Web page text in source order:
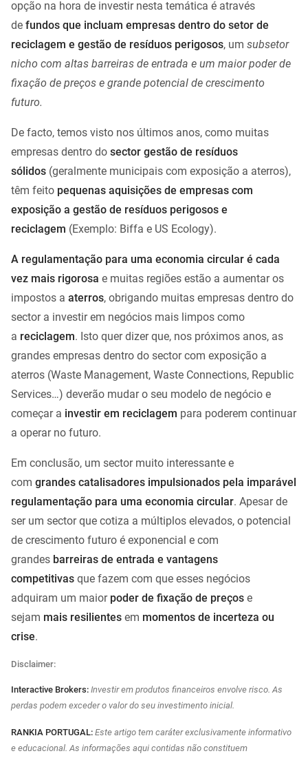
opção na hora de investir nesta temática é através
de fundos que incluam empresas dentro do setor de
reciclagem e gestão de resíduos perigosos, um subsetor
nicho com altas barreiras de entrada e um maior poder de
fixação de preços e grande potencial de crescimento
futuro.
De facto, temos visto nos últimos anos, como muitas
empresas dentro do sector gestão de resíduos
sólidos (geralmente municipais com exposição a aterros),
têm feito pequenas aquisições de empresas com
exposição a gestão de resíduos perigosos e
reciclagem (Exemplo: Biffa e US Ecology).
A regulamentação para uma economia circular é cada
vez mais rigorosa e muitas regiões estão a aumentar os
impostos a aterros, obrigando muitas empresas dentro do
sector a investir em negócios mais limpos como
a reciclagem. Isto quer dizer que, nos próximos anos, as
grandes empresas dentro do sector com exposição a
aterros (Waste Management, Waste Connections, Republic
Services…) deverão mudar o seu modelo de negócio e
começar a investir em reciclagem para poderem continuar
a operar no futuro.
Em conclusão, um sector muito interessante e
com grandes catalisadores impulsionados pela imparável
regulamentação para uma economia circular. Apesar de
ser um sector que cotiza a múltiplos elevados, o potencial
de crescimento futuro é exponencial e com
grandes barreiras de entrada e vantagens
competitivas que fazem com que esses negócios
adquiram um maior poder de fixação de preços e
sejam mais resilientes em momentos de incerteza ou
crise.
Disclaimer:
Interactive Brokers: Investir em produtos financeiros envolve risco. As
perdas podem exceder o valor do seu investimento inicial.
RANKIA PORTUGAL: Este artigo tem caráter exclusivamente informativo
e educacional. As informações aqui contidas não constituem